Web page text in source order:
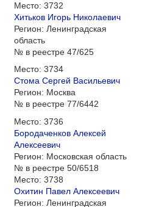
Место: 3732
Хитьков Игорь Николаевич
Регион: Ленинградская
область
№ в реестре 47/625
Место: 3734
Стома Сергей Васильевич
Регион: Москва
№ в реестре 77/6442
Место: 3736
Бородаченков Алексей
Алексеевич
Регион: Московская область
№ в реестре 50/6518
Место: 3738
Охитин Павел Алексеевич
Регион: Ленинградская